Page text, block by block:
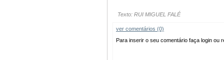
Texto: RUI MIGUEL FALÉ
ver comentários (0)
Para inserir o seu comentário faça login ou